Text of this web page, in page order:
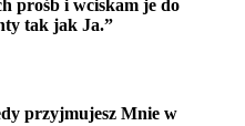
prośb i wciskam je do
tak jak Ja.”
przyjmujesz Mnie w